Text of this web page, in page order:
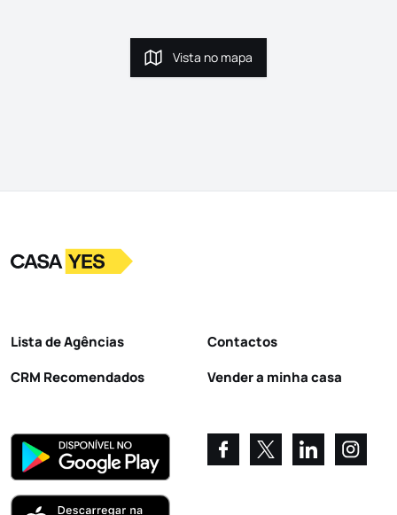
Vista no mapa
Vista no mapa
LogoIr para a homepage
Lista de Agências
CRM Recomendados
Contactos
Vender a minha casa